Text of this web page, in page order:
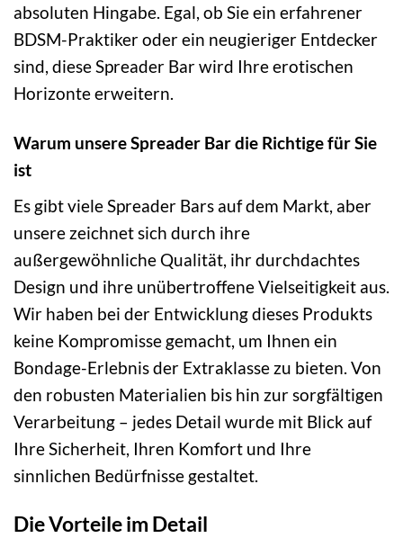
absoluten Hingabe. Egal, ob Sie ein erfahrener
BDSM-Praktiker oder ein neugieriger Entdecker
sind, diese Spreader Bar wird Ihre erotischen
Horizonte erweitern.
Warum unsere Spreader Bar die Richtige für Sie
ist
Es gibt viele Spreader Bars auf dem Markt, aber
unsere zeichnet sich durch ihre
außergewöhnliche Qualität, ihr durchdachtes
Design und ihre unübertroffene Vielseitigkeit aus.
Wir haben bei der Entwicklung dieses Produkts
keine Kompromisse gemacht, um Ihnen ein
Bondage-Erlebnis der Extraklasse zu bieten. Von
den robusten Materialien bis hin zur sorgfältigen
Verarbeitung – jedes Detail wurde mit Blick auf
Ihre Sicherheit, Ihren Komfort und Ihre
sinnlichen Bedürfnisse gestaltet.
Die Vorteile im Detail